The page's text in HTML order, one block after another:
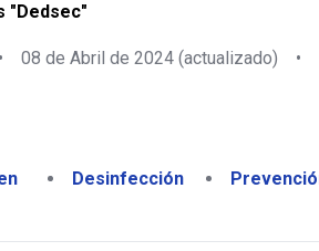
"Dedsec"
• 08 de Abril de 2024 (actualizado) •
Desinfección